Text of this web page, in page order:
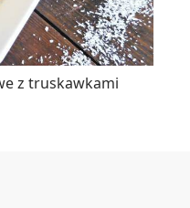
z truskawkami